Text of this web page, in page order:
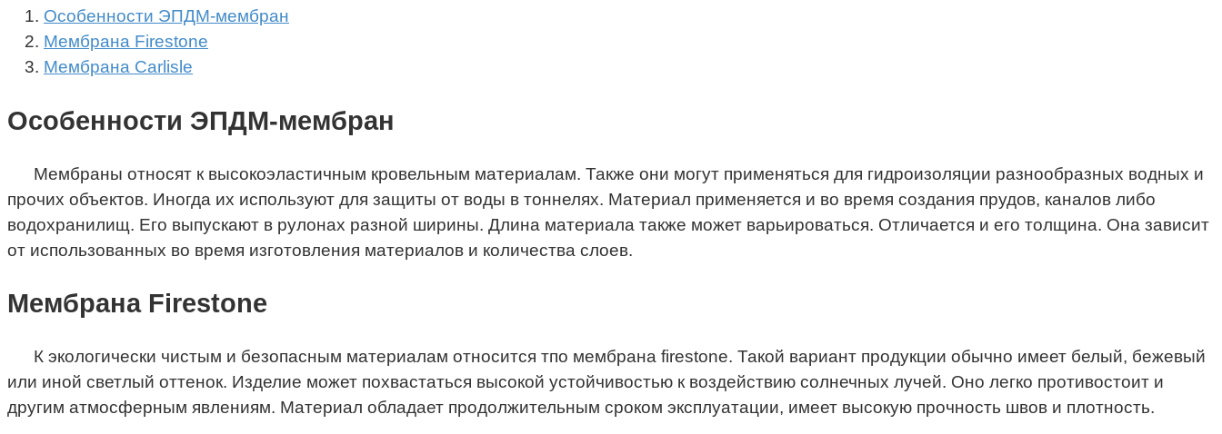
Особенности ЭПДМ-мембран
Мембрана Firestone
Мембрана Carlisle
Особенности ЭПДМ-мембран
Мембраны относят к высокоэластичным кровельным материалам. Также они могут применяться для гидроизоляции разнообразных водных и
прочих объектов. Иногда их используют для защиты от воды в тоннелях. Материал применяется и во время создания прудов, каналов либо
водохранилищ. Его выпускают в рулонах разной ширины. Длина материала также может варьироваться. Отличается и его толщина. Она зависит
от использованных во время изготовления материалов и количества слоев.
Мембрана Firestone
К экологически чистым и безопасным материалам относится тпо мембрана firestone. Такой вариант продукции обычно имеет белый, бежевый
или иной светлый оттенок. Изделие может похвастаться высокой устойчивостью к воздействию солнечных лучей. Оно легко противостоит и
другим атмосферным явлениям. Материал обладает продолжительным сроком эксплуатации, имеет высокую прочность швов и плотность.